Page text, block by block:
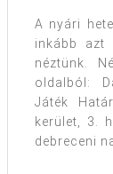
A nyári
inkább azt
néztünk.
oldalból:
Játék
kerület, 3.
debreceni